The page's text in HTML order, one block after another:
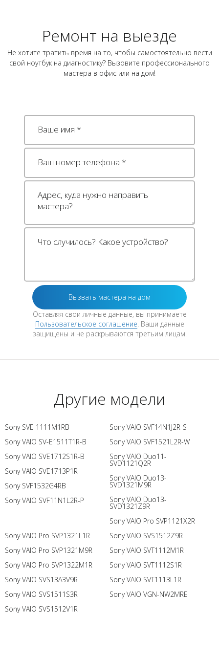
Ремонт на выезде
Не хотите тратить время на то, чтобы самостоятельно вести
свой ноутбук на диагностику? Вызовите профессионального
мастера в офис или на дом!
Оставляя свои личные данные, вы принимаете
Пользовательское соглашение. Ваши данные
защищены и не раскрываются третьим лицам.
Другие модели
Sony SVE 1111M1RB
Sony VAIO SV-E1511T1R-B
Sony VAIO SVE1712S1R-B
Sony VAIO SVE1713P1R
Sony SVF1532G4RB
Sony VAIO SVF11N1L2R-P
Sony VAIO SVF14N1J2R-S
Sony VAIO SVF1521L2R-W
Sony VAIO Duo11-
SVD1121Q2R
Sony VAIO Duo13-
SVD1321M9R
Sony VAIO Duo13-
SVD1321Z9R
Sony VAIO Pro SVP1121X2R
Sony VAIO Pro SVP1321L1R
Sony VAIO Pro SVP1321M9R
Sony VAIO Pro SVP1322M1R
Sony VAIO SVS13A3V9R
Sony VAIO SVS1511S3R
Sony VAIO SVS1512V1R
Sony VAIO SVS1512Z9R
Sony VAIO SVT1112M1R
Sony VAIO SVT1112S1R
Sony VAIO SVT1113L1R
Sony VAIO VGN-NW2MRE